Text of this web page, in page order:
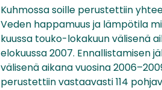
Kuhmossa soille perustettiin
Veden happamuus ja lämpötila
kuussa touko-lokakuun välisenä
elokuussa 2007. Ennallistamisen
välisenä aikana vuosina
perustettiin vastaavasti 114